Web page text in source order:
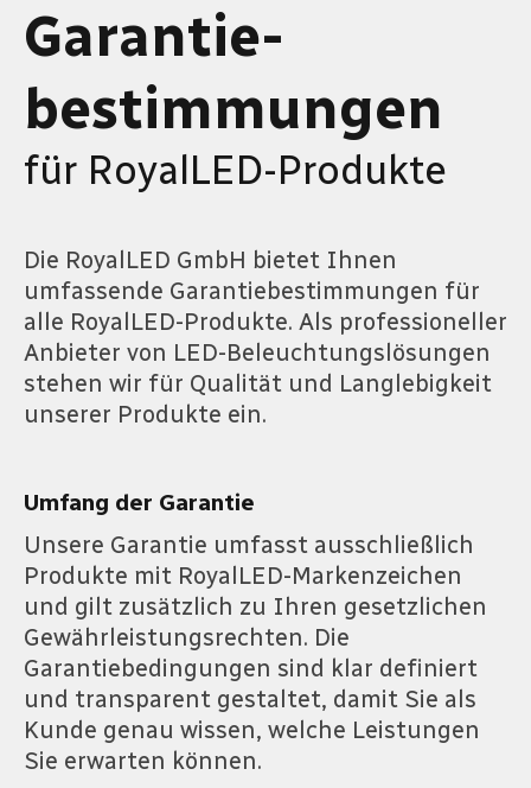
Garantie­
bestimmungen
für RoyalLED-Produkte
Die RoyalLED GmbH bietet Ihnen
umfassende Garantiebestimmungen für
alle RoyalLED-Produkte. Als professioneller
Anbieter von LED-Beleuchtungslösungen
stehen wir für Qualität und Langlebigkeit
unserer Produkte ein.
Umfang der Garantie
Unsere Garantie umfasst ausschließlich
Produkte mit RoyalLED-Markenzeichen
und gilt zusätzlich zu Ihren gesetzlichen
Gewährleistungsrechten. Die
Garantiebedingungen sind klar definiert
und transparent gestaltet, damit Sie als
Kunde genau wissen, welche Leistungen
Sie erwarten können.